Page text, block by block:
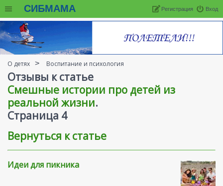
СИБМАМА Вход
Регистрация
О детях Воспитание и психология
Отзывы к статье
Смешные истории про детей из
реальной жизни.
Cтраница 4
Вернуться к статье
Идеи для пикника